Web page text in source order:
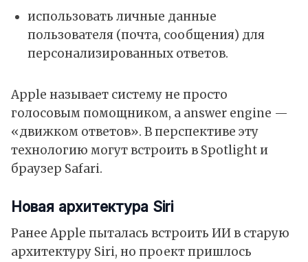
использовать личные данные
пользователя (почта, сообщения) для
персонализированных ответов.
Apple называет систему не просто
голосовым помощником, а answer engine —
«движком ответов». В перспективе эту
технологию могут встроить в Spotlightи
браузер Safari.
Новая архитектура Siri
Ранее Apple пыталась встроить ИИв старую
архитектуру Siri, но проект пришлось